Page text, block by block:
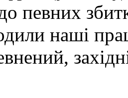
певних
наші